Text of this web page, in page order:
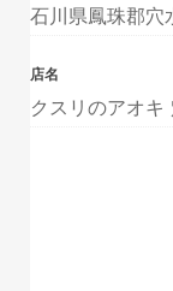
石川県鳳珠郡穴
店名
クスリのアオキ